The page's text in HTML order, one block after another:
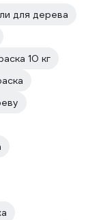
для дерева
10 кг